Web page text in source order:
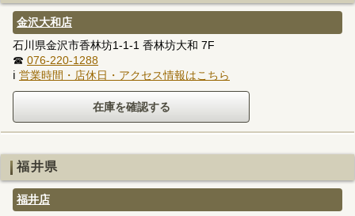
金沢大和店
石川県金沢市香林坊1-1-1 香林坊大和 7F
☎ 076-220-1288
ℹ 営業時間・店休日・アクセス情報はこちら
福井県
福井店